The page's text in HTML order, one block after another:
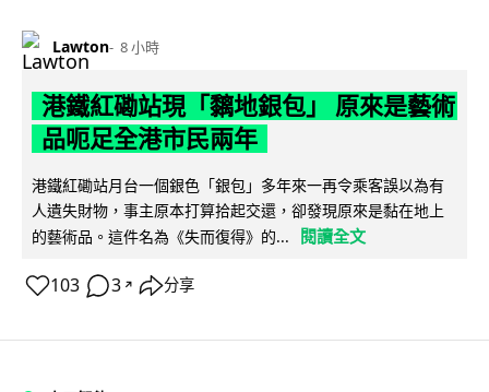
Lawton 8 小時
港鐵紅磡站現「黐地銀包」 原來是藝術
品呃足全港市民兩年
港鐵紅磡站月台一個銀色「銀包」多年來一再令乘客誤以為有
人遺失財物，事主原本打算拾起交還，卻發現原來是黏在地上
的藝術品。這件名為《失而復得》的...
閱讀全文
103 3 ↗ 分享